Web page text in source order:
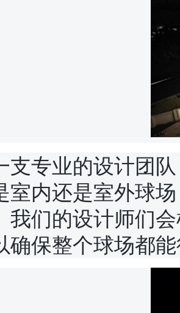
支专业的设计团
室内还是室外球
我们的设计师们
确保整个球场都